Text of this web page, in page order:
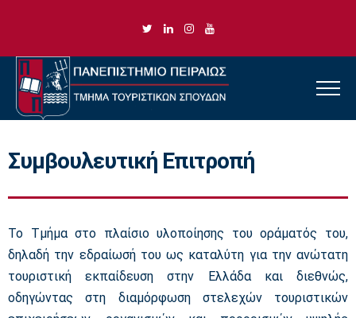
Συμβουλευτική Επιτροπή
Το Τμήμα στο πλαίσιο υλοποίησης του οράματός του,
δηλαδή την εδραίωσή του ως καταλύτη για την ανώτατη
τουριστική εκπαίδευση στην Ελλάδα και διεθνώς,
οδηγώντας στη διαμόρφωση στελεχών τουριστικών